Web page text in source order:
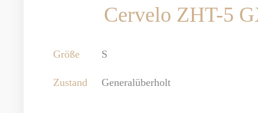
Cervelo ZHT-5
Größe S
Zustand Generalüberholt